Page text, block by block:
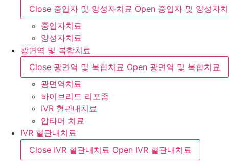
Close 중입자 및 양성자치료 Open 중입자 및 양성자
중입자치료
양성자치료
광면역 및 복합치료
Close 광면역 및 복합치료 Open 광면역 및 복합치료
광면역치료
하이브리드 리포좀
IVR 혈관내치료
압타머 치료
IVR 혈관내치료
Close IVR 혈관내치료 Open IVR 혈관내치료